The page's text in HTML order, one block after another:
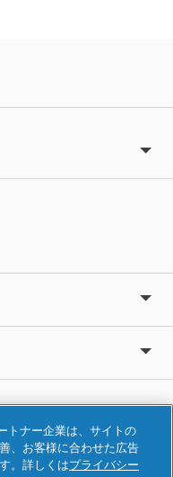
トナー企業は、サイトの
、お客様に合わせた広告
。詳しくはプライバシー